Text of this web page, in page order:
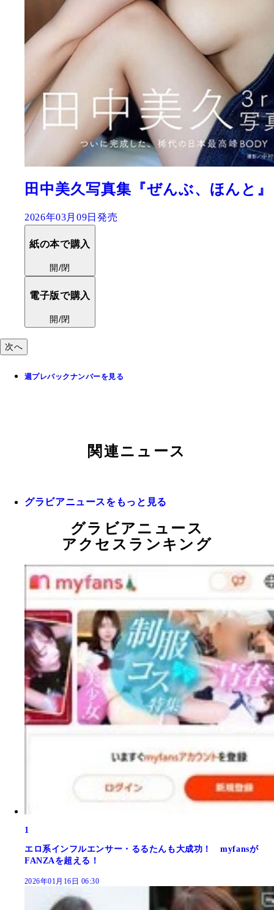
田中美久セカンド写真集『気まま
2024年09月12日発売
紙の本で購入
開/閉
電子版で購入
開/閉
次へ
週プレバックナンバーを見る
関連ニュース
グラビアニュースをもっと見る
グラビアニュース
アクセスランキング
1
エロ系インフルエンサー・るるたんも大成功！ myfansが
FANZAを超える！
2026年01月16日 06:30